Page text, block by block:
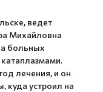
ведет
Михайловна
больных
лечения, и он
куда устроил на